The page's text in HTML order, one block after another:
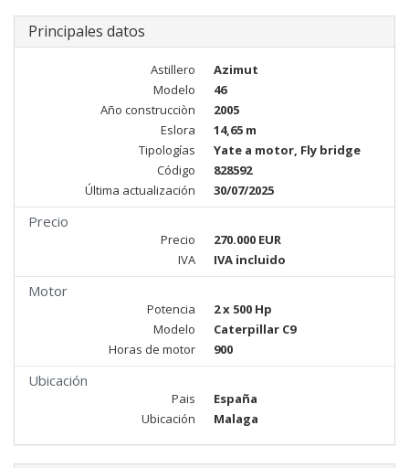
Principales datos
Astillero
Azimut
Modelo
46
Año construcciòn
2005
Eslora
14,65 m
Tipologías
Yate a motor, Fly bridge
Código
828592
Última actualización
30/07/2025
Precio
Precio
270.000 EUR
IVA
IVA incluido
Motor
Potencia
2 x 500 Hp
Modelo
Caterpillar C9
Horas de motor
900
Ubicación
Pais
España
Ubicación
Malaga